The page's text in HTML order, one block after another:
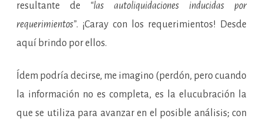
resultante de “las autoliquidaciones inducidas por
requerimientos”. ¡Caray con los requerimientos! Desde
aquí brindo por ellos.
Ídem podría decirse, me imagino (perdón, pero cuando
la información no es completa, es la elucubración la
que se utiliza para avanzar en el posible análisis; con